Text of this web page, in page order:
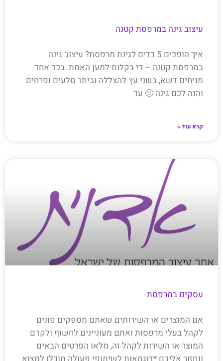
עיצוב גינה במרפסת קטנה
איך הופכים 5 כדים לגינת מרפסת? עיצוב גינה
במרפסת קטנה – די בקלות למען האמת. בכד אחד
מניחים דשא, בשני עץ להצללה וביתר סלעים ופרחים
והנה לכם גינה 🙂 עד
קרא עוד »
עסקים במרפסת
אם המוצרים או השירותים שאתם מספקים פונים
לקהל בעלי מרפסות ואתם מעוניינים לחשוף ולקדם
המוצר או השירות לקהל זה, מלאו הפרטים הבאים